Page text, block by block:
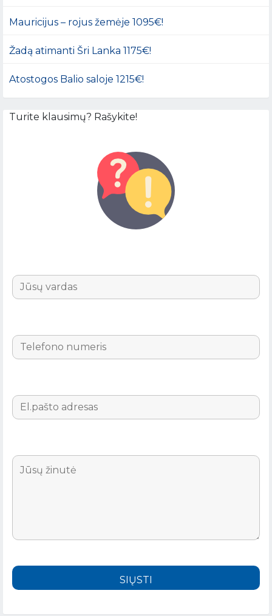
Mauricijus – rojus žemėje 1095€!
Žadą atimanti Šri Lanka 1175€!
Atostogos Balio saloje 1215€!
Turite klausimų? Rašykite!